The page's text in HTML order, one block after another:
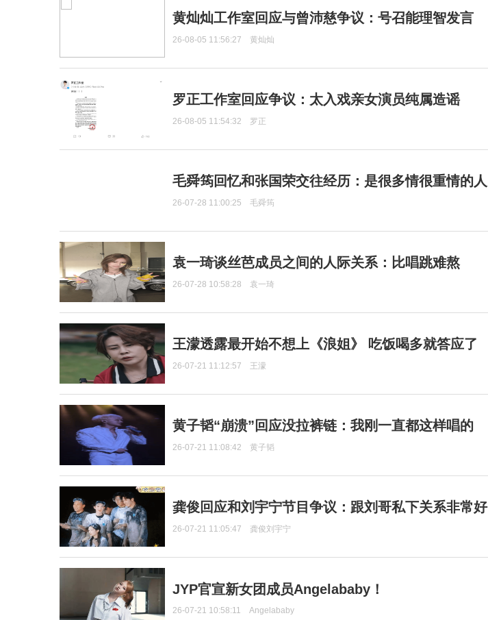
黄灿灿工作室回应与曾沛慈争议：号召能理智发言
26-08-05 11:56:27 黄灿灿
罗正工作室回应争议：太入戏亲女演员纯属造谣
26-08-05 11:54:32 罗正
毛舜筠回忆和张国荣交往经历：是很多情很重情的人
26-07-28 11:00:25 毛舜筠
袁一琦谈丝芭成员之间的人际关系：比唱跳难熬
26-07-28 10:58:28 袁一琦
王濛透露最开始不想上《浪姐》 吃饭喝多就答应了
26-07-21 11:12:57 王濛
黄子韬“崩溃”回应没拉裤链：我刚一直都这样唱的
26-07-21 11:08:42 黄子韬
龚俊回应和刘宇宁节目争议：跟刘哥私下关系非常好
26-07-21 11:05:47 龚俊刘宇宁
JYP官宣新女团成员Angelababy！
26-07-21 10:58:11 Angelababy